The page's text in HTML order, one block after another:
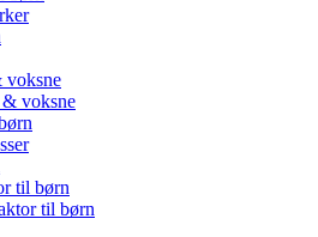
voksne
til børn
til børn